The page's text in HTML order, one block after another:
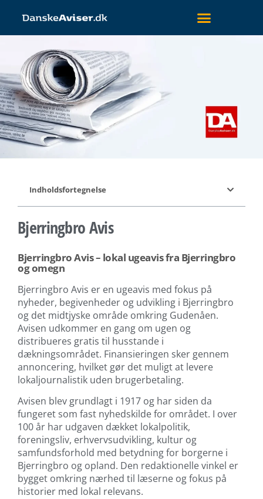
Indholdsfortegnelse
Bjerringbro Avis
Bjerringbro Avis – lokal ugeavis fra Bjerringbro
og omegn
Bjerringbro Avis er en ugeavis med fokus på
nyheder, begivenheder og udvikling i Bjerringbro
og det midtjyske område omkring Gudenåen.
Avisen udkommer en gang om ugen og
distribueres gratis til husstande i
dækningsområdet. Finansieringen sker gennem
annoncering, hvilket gør det muligt at levere
lokaljournalistik uden brugerbetaling.
Avisen blev grundlagt i 1917 og har siden da
fungeret som fast nyhedskilde for området. I over
100 år har udgaven dækket lokalpolitik,
foreningsliv, erhvervsudvikling, kultur og
samfundsforhold med betydning for borgerne i
Bjerringbro og opland. Den redaktionelle vinkel er
bygget omkring nærhed til læserne og fokus på
historier med lokal relevans.